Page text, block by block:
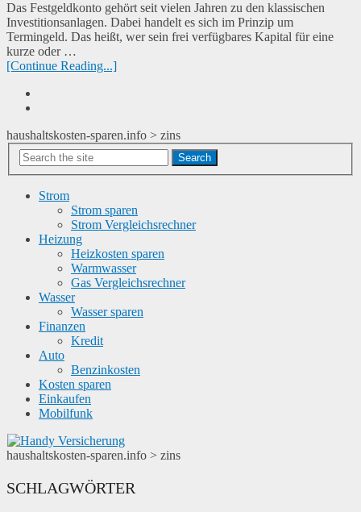
Das Festgeldkonto gehört seit vielen Jahren zu den klassischen
Investitionsanlagen. Dabei handelt es sich im Prinzip um
Termingeld. Das heißt, wer sein frei verfügbares Kapital für eine
kurze oder …
[Continue Reading...]
haushaltskosten-sparen.info > zins
Search
Strom
Strom sparen
Strom Vergleichsrechner
Heizung
Heizkosten sparen
Warmwasser
Gas Vergleichsrechner
Wasser
Wasser sparen
Finanzen
Kredit
Auto
Benzinkosten
Kosten sparen
Einkaufen
Mobilfunk
haushaltskosten-sparen.info > zins
SCHLAGWÖRTER